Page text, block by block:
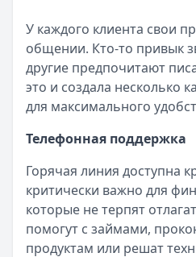
У каждого клиента свои
общении. Кто-то привык
другие предпочитают
это и создала несколько
для максимального
Телефонная поддержка
Горячая линия доступна
критически важно для
которые не терпят
помогут с займами,
продуктам или решат